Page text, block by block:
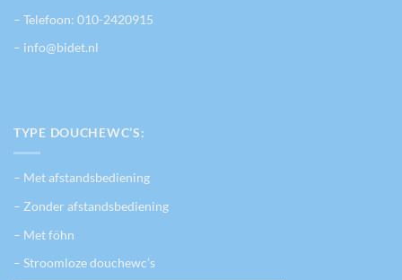
– Telefoon: 010-2420915
– info@bidet.nl
TYPE DOUCHEWC’S:
– Met afstandsbediening
– Zonder afstandsbediening
– Met föhn
– Stroomloze douchewc’s